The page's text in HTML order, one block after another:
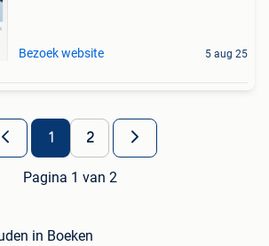
Bezoek website 5 aug 25
1 2
Pagina 1 van 2
in Boeken